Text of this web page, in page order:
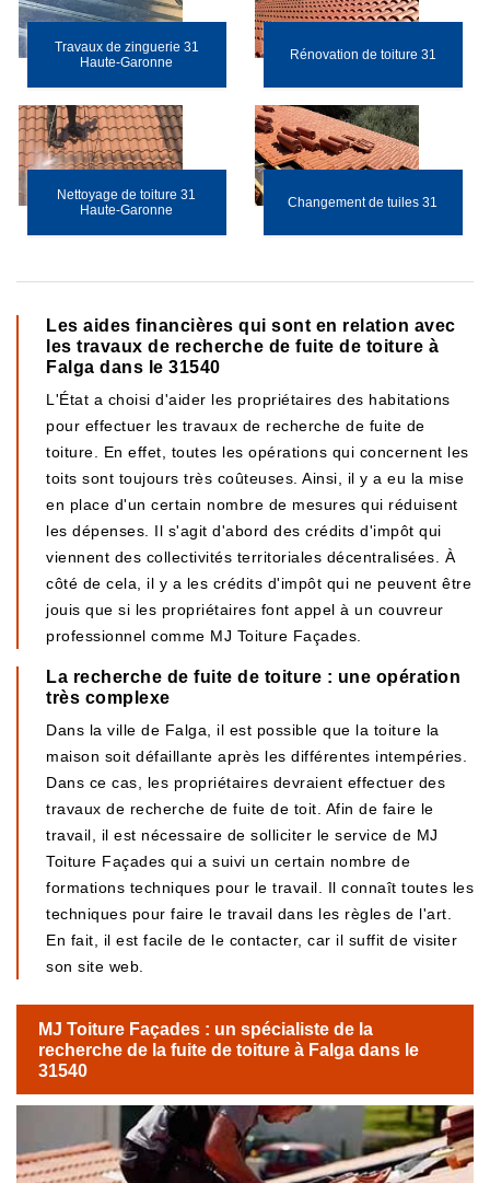
Travaux de zinguerie 31
Haute-Garonne
Rénovation de toiture 31
Nettoyage de toiture 31
Haute-Garonne
Changement de tuiles 31
Les aides financières qui sont en relation avec
les travaux de recherche de fuite de toiture à
Falga dans le 31540
L'État a choisi d'aider les propriétaires des habitations
pour effectuer les travaux de recherche de fuite de
toiture. En effet, toutes les opérations qui concernent les
toits sont toujours très coûteuses. Ainsi, il y a eu la mise
en place d'un certain nombre de mesures qui réduisent
les dépenses. Il s'agit d'abord des crédits d'impôt qui
viennent des collectivités territoriales décentralisées. À
côté de cela, il y a les crédits d'impôt qui ne peuvent être
jouis que si les propriétaires font appel à un couvreur
professionnel comme MJ Toiture Façades.
La recherche de fuite de toiture : une opération
très complexe
Dans la ville de Falga, il est possible que la toiture la
maison soit défaillante après les différentes intempéries.
Dans ce cas, les propriétaires devraient effectuer des
travaux de recherche de fuite de toit. Afin de faire le
travail, il est nécessaire de solliciter le service de MJ
Toiture Façades qui a suivi un certain nombre de
formations techniques pour le travail. Il connaît toutes les
techniques pour faire le travail dans les règles de l'art.
En fait, il est facile de le contacter, car il suffit de visiter
son site web.
MJ Toiture Façades : un spécialiste de la
recherche de la fuite de toiture à Falga dans le
31540